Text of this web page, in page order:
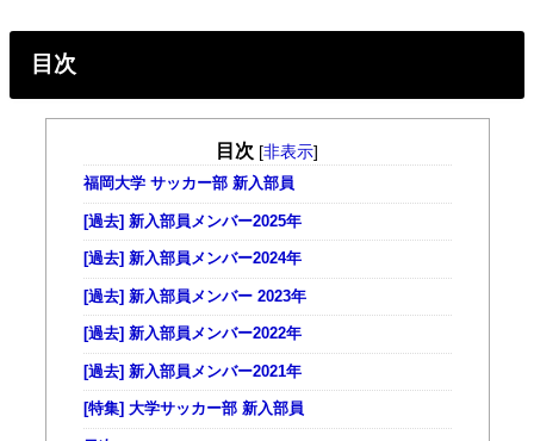
目次
目次 [非表示]
福岡大学 サッカー部 新入部員
[過去] 新入部員メンバー2025年
[過去] 新入部員メンバー2024年
[過去] 新入部員メンバー 2023年
[過去] 新入部員メンバー2022年
[過去] 新入部員メンバー2021年
[特集] 大学サッカー部 新入部員